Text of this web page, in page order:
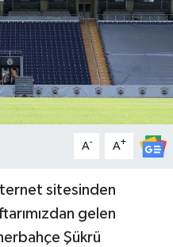
A- A+
sitesinden
gelen
Şükrü